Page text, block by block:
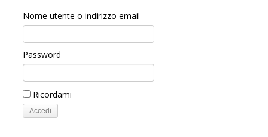
Nome utente o indirizzo email
Password
Ricordami